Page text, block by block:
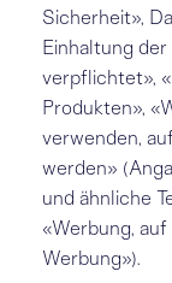
Sicherheit»,
Einhaltung
verpflichtet»,
Produkten»,
verwenden,
werden»
und ähnliche
«Werbung,
Werbung»).